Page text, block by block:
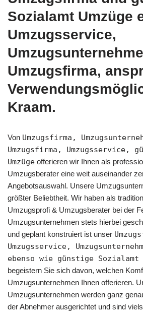
Sozialamt Umzüge
Umzugsservice,
Umzugsfirma,
Kraam.
Von Umzugsfirma,
Umzugsfirma, Umzugsservice,
Umzüge offerieren wir Ihnen als
Umzugsberater eine weit auseinander
Angebotsauswahl. Unsere
größter Beliebtheit. Wir haben als
Umzugsprofi & Umzugsberater bei der
Umzugsunternehmen stets hierbei
und geplant konstruiert ist unser
Umzugsservice,
ebenso wie günstige Sozialamt
begeistern Sie sich davon, welchen
Umzugsunternehmen Ihnen offerieren.
Umzugsunternehmen werden ganz
der Abnehmer ausgerichtet und sind